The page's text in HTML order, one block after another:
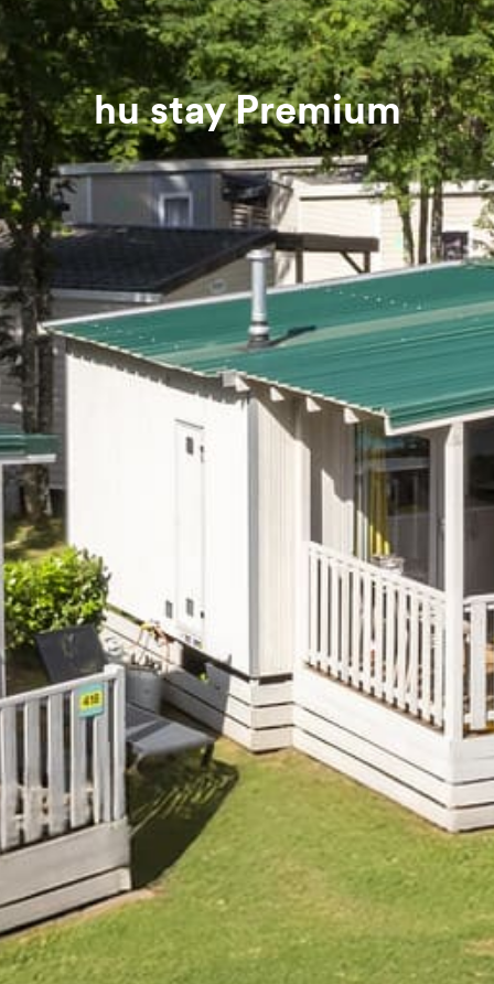
hu stay Premium